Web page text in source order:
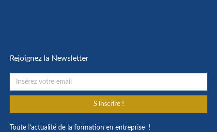
Rejoignez la Newsletter
S'inscrire !
Toute l’actualité de la formation en entreprise !